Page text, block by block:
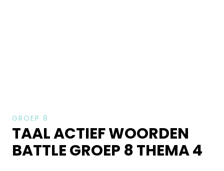
GROEP 8
TAAL ACTIEF WOORDEN
BATTLE GROEP 8 THEMA 4